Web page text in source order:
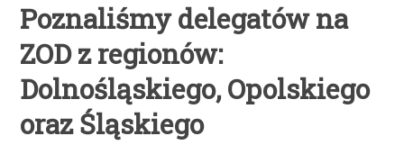
Poznaliśmy delegatów na
ZOD z regionów:
Dolnośląskiego, Opolskiego
oraz Śląskiego